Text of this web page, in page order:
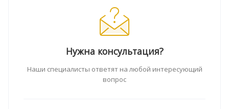
Нужна консультация?
Наши специалисты ответят на любой интересующий
вопрос